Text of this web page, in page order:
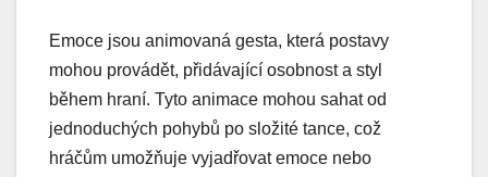
Emoce jsou animovaná gesta, která postavy
mohou provádět, přidávající osobnost a styl
během hraní. Tyto animace mohou sahat od
jednoduchých pohybů po složité tance, což
hráčům umožňuje vyjadřovat emoce nebo